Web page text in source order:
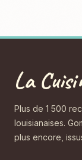
La
Plus de 1 500
louisianaises.
plus encore,